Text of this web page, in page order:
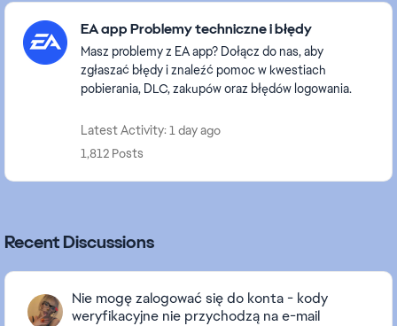
Featured Places
EA app Problemy techniczne i błędy
Masz problemy z EA app? Dołącz do nas, aby
zgłaszać błędy i znaleźć pomoc w kwestiach
pobierania, DLC, zakupów oraz błędów logowania.
Latest Activity: 1 day ago
1,812 Posts
Recent Discussions
Nie mogę zalogować się do konta - kody
weryfikacyjne nie przychodzą na e-mail